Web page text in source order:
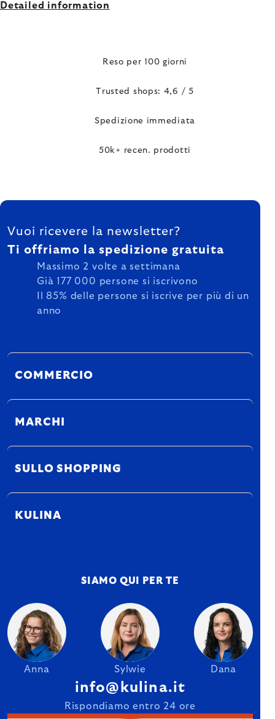
Detailed information
Reso per 100 giorni
Trusted shops: 4,6 / 5
Spedizione immediata
50k+ recen. prodotti
FOOTER
Vuoi ricevere la newsletter?
Ti offriamo la spedizione gratuita
Massimo 2 volte a settimana
Già 177 000 persone si iscrivono
Il 85% delle persone si iscrive per più di un
anno
COMMERCIO
MARCHI
SULLO SHOPPING
KULINA
SIAMO QUI PER TE
Anna Sylwie Dana
info@kulina.it
Rispondiamo entro 24 ore